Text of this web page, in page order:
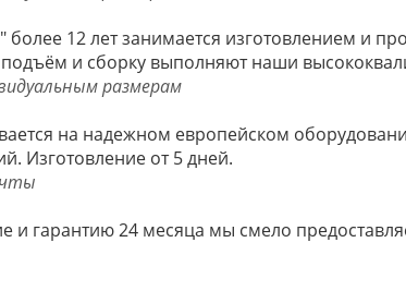
12 лет занимается изготовлением и
подъём и сборку выполняют наши
на надежном европейском
Изготовление от 5 дней.
и гарантию 24 месяца мы смело